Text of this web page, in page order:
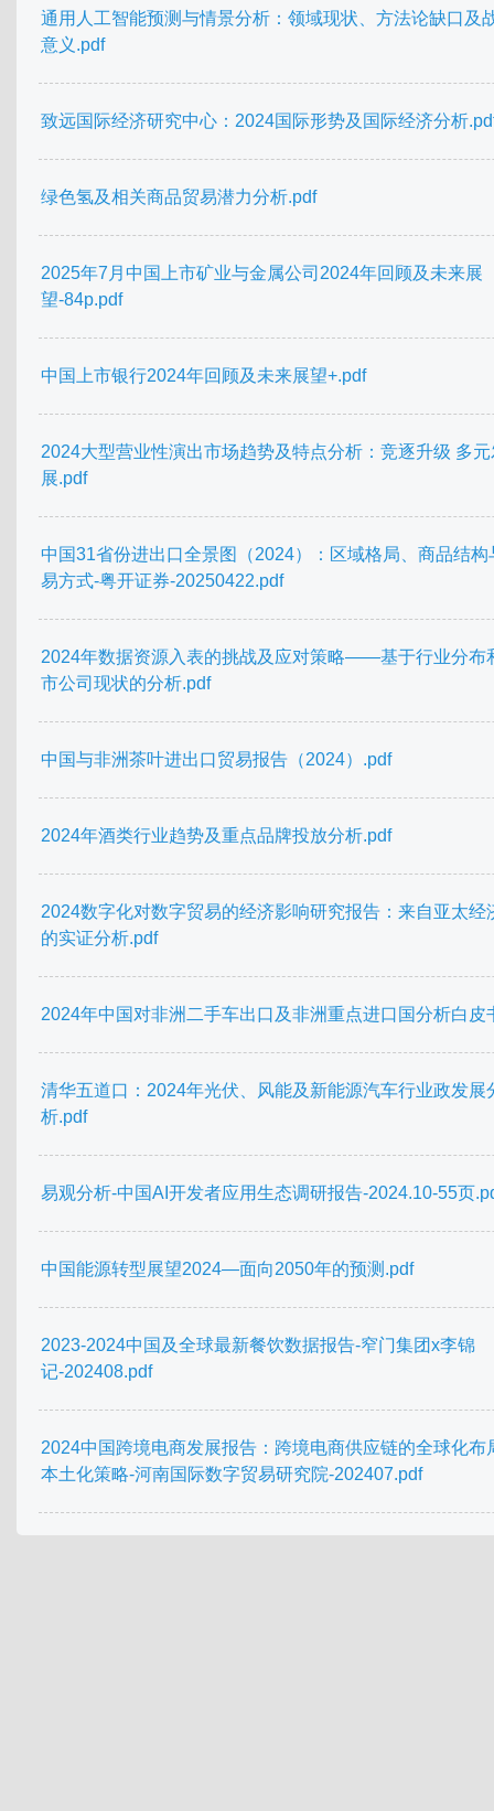
通用人工智能预测与情景分析：领域现状、方法论缺口及
意义.pdf
致远国际经济研究中心：2024国际形势及国际经济分析
绿色氢及相关商品贸易潜力分析.pdf
2025年7月中国上市矿业与金属公司2024年回顾及未来展
望-84p.pdf
中国上市银行2024年回顾及未来展望+.pdf
2024大型营业性演出市场趋势及特点分析：竞逐升级 多元
展.pdf
中国31省份进出口全景图（2024）：区域格局、商品结构
易方式-粤开证券-20250422.pdf
2024年数据资源入表的挑战及应对策略——基于行业分布
市公司现状的分析.pdf
中国与非洲茶叶进出口贸易报告（2024）.pdf
2024年酒类行业趋势及重点品牌投放分析.pdf
2024数字化对数字贸易的经济影响研究报告：来自亚太经
的实证分析.pdf
2024年中国对非洲二手车出口及非洲重点进口国分析白皮
清华五道口：2024年光伏、风能及新能源汽车行业政发展
析.pdf
易观分析-中国AI开发者应用生态调研报告-2024.10-55页
中国能源转型展望2024—面向2050年的预测.pdf
2023-2024中国及全球最新餐饮数据报告-窄门集团x李锦
记-202408.pdf
2024中国跨境电商发展报告：跨境电商供应链的全球化布
本土化策略-河南国际数字贸易研究院-202407.pdf